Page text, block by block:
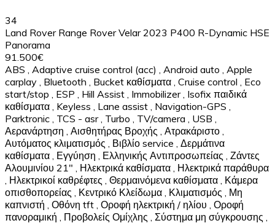
34
Land Rover Range Rover Velar 2023 P400 R-Dynamic HSE
Panorama
91.500€
ABS , Adaptive cruise control (acc) , Android auto , Apple
carplay , Bluetooth , Bucket καθίσματα , Cruise control , Eco
start/stop , ESP , Hill Assist , Immobilizer , Isofix παιδικά
καθίσματα , Keyless , Lane assist , Navigation-GPS ,
Parktronic , TCS - asr , Turbo , TV/camera , USB ,
Αερανάρτηση , Αισθητήρας Βροχής , Ατρακάριστο ,
Αυτόματος κλιματισμός , Βιβλίο service , Δερμάτινα
καθίσματα , Εγγύηση , Ελληνικής Αντιπροσωπείας , Ζάντες
Αλουμινίου 21" , Ηλεκτρικά καθίσματα , Ηλεκτρικά παράθυρα
, Ηλεκτρικοί καθρέφτες , Θερμαινόμενα καθίσματα , Κάμερα
οπισθοπορείας , Κεντρικό Κλείδωμα , Κλιματισμός , Μη
καπνιστή , Οθόνη tft , Οροφή ηλεκτρική / ηλίου , Οροφή
πανοραμική , Προβολείς Ομίχλης , Σύστημα μη σύγκρουσης ,